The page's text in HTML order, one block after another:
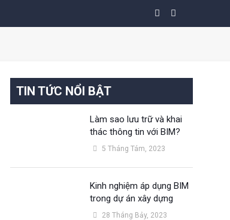
TIN TỨC NỔI BẬT
Làm sao lưu trữ và khai
thác thông tin với BIM?
5 Tháng Tám, 2023
Kinh nghiệm áp dụng BIM
trong dự án xây dựng
28 Tháng Bảy, 2023